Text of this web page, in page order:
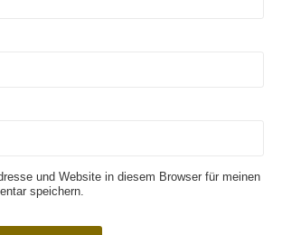
und Website in diesem Browser für meinen
speichern.